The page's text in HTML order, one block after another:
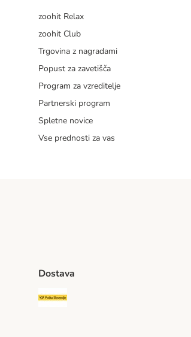
zoohit Relax
zoohit Club
Trgovina z nagradami
Popust za zavetišča
Program za vzreditelje
Partnerski program
Spletne novice
Vse prednosti za vas
Method
Dostava
Pošta Slovenije Shipping Method